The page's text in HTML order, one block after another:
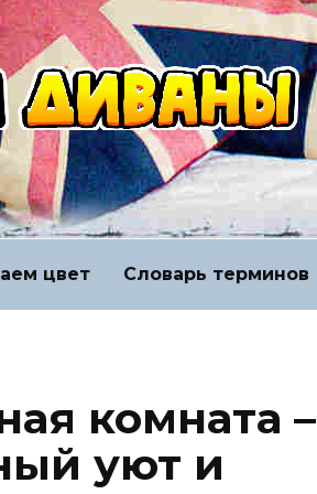
цвет Словарь терминов
комната –
уют и